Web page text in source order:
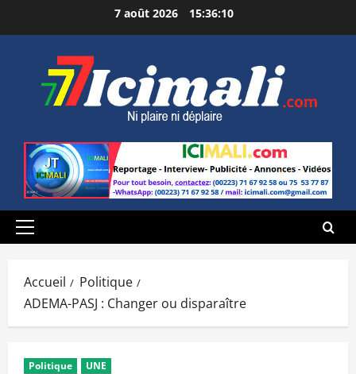
au
7 août 2026 15:36:11
Menu
Accueil
Politique
ADEMA-PASJ : Changer ou disparaître
Politique UNE